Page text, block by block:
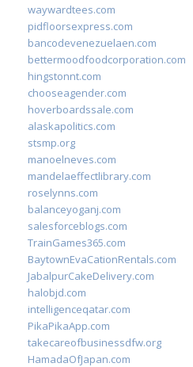
waywardtees.com
pidfloorsexpress.com
bancodevenezuelaen.com
bettermoodfoodcorporation.com
hingstonnt.com
chooseagender.com
hoverboardssale.com
alaskapolitics.com
stsmp.org
manoelneves.com
mandelaeffectlibrary.com
roselynns.com
balanceyoganj.com
salesforceblogs.com
TrainGames365.com
BaytownEvaCationRentals.com
JabalpurCakeDelivery.com
halobjd.com
intelligenceqatar.com
PikaPikaApp.com
takecareofbusinessdfw.org
HamadaOfJapan.com